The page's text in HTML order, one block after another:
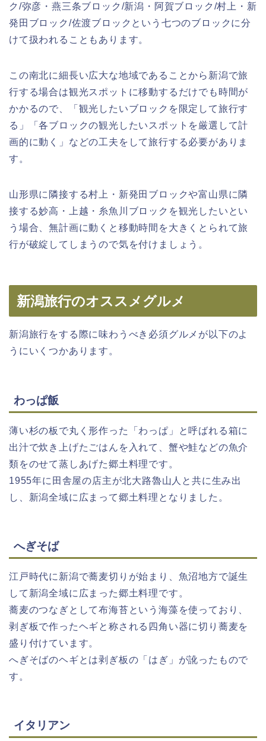
ク/弥彦・燕三条ブロック/新潟・阿賀ブロック/村上・新
発田ブロック/佐渡ブロックという七つのブロックに分
けて扱われることもあります。
この南北に細長い広大な地域であることから新潟で旅
行する場合は観光スポットに移動するだけでも時間が
かかるので、「観光したいブロックを限定して旅行す
る」「各ブロックの観光したいスポットを厳選して計
画的に動く」などの工夫をして旅行する必要がありま
す。
山形県に隣接する村上・新発田ブロックや富山県に隣
接する妙高・上越・糸魚川ブロックを観光したいとい
う場合、無計画に動くと移動時間を大きくとられて旅
行が破綻してしまうので気を付けましょう。
新潟旅行のオススメグルメ
新潟旅行をする際に味わうべき必須グルメが以下のよ
うにいくつかあります。
わっぱ飯
薄い杉の板で丸く形作った「わっぱ」と呼ばれる箱に
出汁で炊き上げたごはんを入れて、蟹や鮭などの魚介
類をのせて蒸しあげた郷土料理です。
1955年に田舎屋の店主が北大路魯山人と共に生み出
し、新潟全域に広まって郷土料理となりました。
へぎそば
江戸時代に新潟で蕎麦切りが始まり、魚沼地方で誕生
して新潟全域に広まった郷土料理です。
蕎麦のつなぎとして布海苔という海藻を使っており、
剥ぎ板で作ったヘギと称される四角い器に切り蕎麦を
盛り付けています。
へぎそばのヘギとは剥ぎ板の「はぎ」が訛ったもので
す。
イタリアン